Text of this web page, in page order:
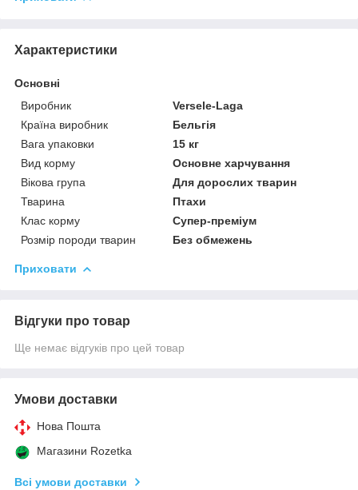
Характеристики
Основні
Виробник
Versele-Laga
Країна виробник
Бельгія
Вага упаковки
15 кг
Вид корму
Основне харчування
Вікова група
Для дорослих тварин
Тварина
Птахи
Клас корму
Супер-преміум
Розмір породи тварин
Без обмежень
Приховати
Відгуки про товар
Ще немає відгуків про цей товар
Умови доставки
Нова Пошта
Магазини Rozetka
Всі умови доставки